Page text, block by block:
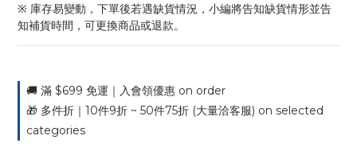
※ 庫存易變動，下單後若遇缺貨情況，小編將告知缺貨情形並告
知補貨時間，可更換商品或退款。
🚚 滿 $699 免運｜入會領優惠 on order
🎁 多件折｜10件9折 ~ 50件75折 (大量洽客服) on selected
categories